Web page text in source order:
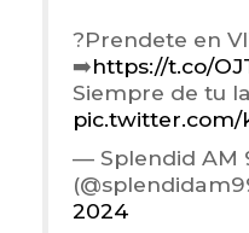
?Prendete en
➡️https://t.co/
Siempre de tu
pic.twitter.com/
— Splendid AM
2024